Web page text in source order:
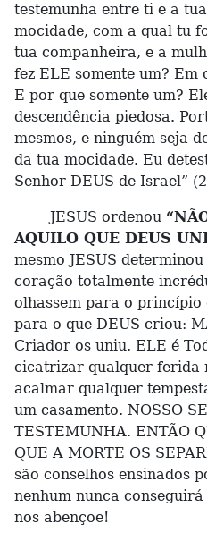
testemunha entre ti e a
mocidade, com a qual tu
tua companheira, e a
fez ELE somente um? Em
E por que somente um?
descendência piedosa.
mesmos, e ninguém seja
da tua mocidade. Eu
Senhor DEUS de Israel”
JESUS ordenou
AQUILO QUE DEUS
mesmo JESUS
coração totalmente
olhassem para o princípio
para o que DEUS criou:
Criador os uniu. ELE é
cicatrizar qualquer ferida
acalmar qualquer
um casamento. NOSSO
TESTEMUNHA. ENTÃO
QUE A MORTE OS
são conselhos ensinados
nenhum nunca
nos abençoe!